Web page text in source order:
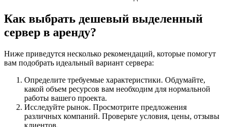
Как выбрать дешевый выделенный
сервер в аренду?
Ниже приведутся несколько рекомендаций, которые помогут
вам подобрать идеальный вариант сервера:
Определите требуемые характеристики. Обдумайте,
какой объем ресурсов вам необходим для нормальной
работы вашего проекта.
Исследуйте рынок. Просмотрите предложения
различных компаний. Проверьте условия, цены, отзывы
клиентов.